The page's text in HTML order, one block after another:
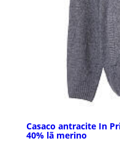
Casaco antracite In
40% lã merino